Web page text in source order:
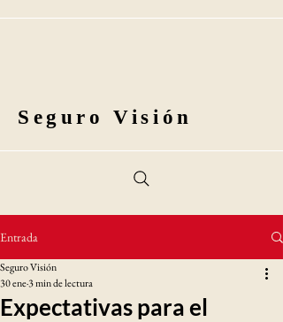
Seguro Visión
Entrada
Expectativas para el
Seguro Visión
30 ene3 min de lectura